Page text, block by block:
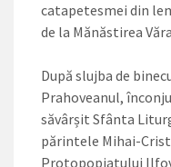
catapetesmei din
de la Mănăstirea
După slujba de
Prahoveanul,
săvârșit Sfânta
părintele Mihai-
Protopopiatului